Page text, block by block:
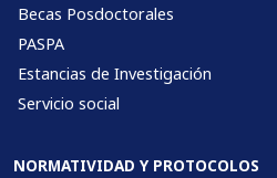
Becas Posdoctorales
PASPA
Estancias de Investigación
Servicio social
NORMATIVIDAD Y PROTOCOLOS